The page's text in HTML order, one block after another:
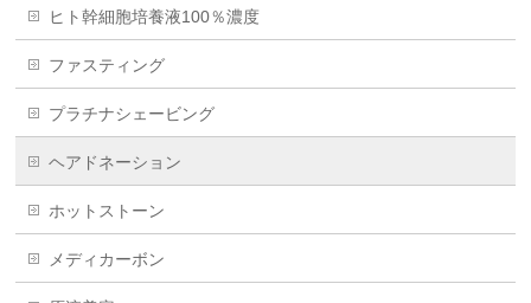
ヒト幹細胞培養液100％濃度
ファスティング
プラチナシェービング
ヘアドネーション
ホットストーン
メディカーボン